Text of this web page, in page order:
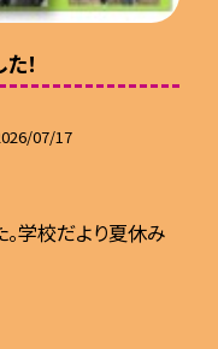
！
07/17
学校だより夏休み